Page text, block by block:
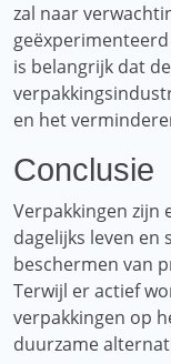
zal naar
is belangrijk dat
en het
Conclusie
Verpakkingen zijn
dagelijks leven en
beschermen van
Terwijl er actief
verpakkingen op
duurzame